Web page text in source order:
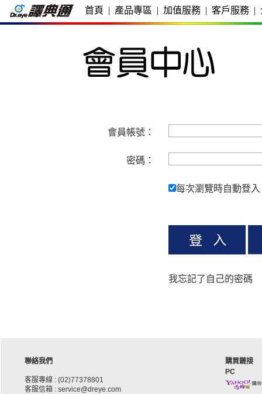
首頁 | 產品專區 | 加值服務 | 客戶服務 |
會員帳號：
密碼：
每次瀏覽時自動登入
我忘記了自己的密碼
聯絡我們
客服專線 : (02)77378801
客服信箱 : service@dreye.com
購買鏈接
PC